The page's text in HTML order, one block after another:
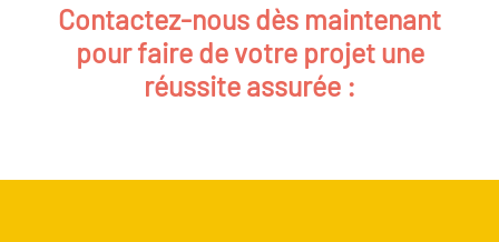
Contactez-nous dès maintenant
pour faire de votre projet une
réussite assurée :